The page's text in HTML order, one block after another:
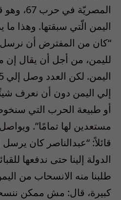
المصريّة
اليمن الّتي سبقتها. وهذا
لليمن، من أجل أن يقال
إلي اليمن دون أن نعرف
أو طبيعة الحرب التي
مستعدين لها تمامًا”.
قائلاً: “عبدالناصر كان يرسل
الدولة إلينا حتى ندفعها
طلبنا منه الانسحاب من
كبيرة، قال: مش ممكن